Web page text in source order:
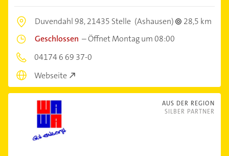
Duvendahl 98,21435 Stelle (Ashausen)
28,5 km
Geschlossen –Öffnet Montag um 08:00
04174 6 69 37-0
Webseite
AUS DER REGION
SILBER PARTNER